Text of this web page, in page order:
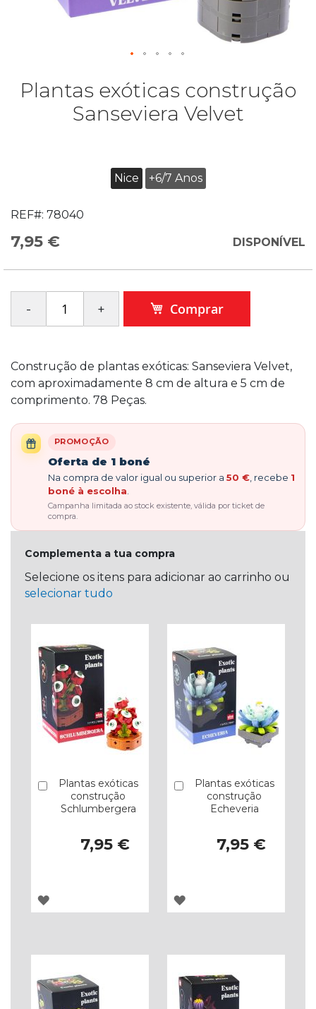
Plantas exóticas construção
Sanseviera Velvet
Nice +6/7 Anos
REF#: 78040
7,95 € DISPONÍVEL
Comprar
Construção de plantas exóticas: Sanseviera Velvet,
com aproximadamente 8 cm de altura e 5 cm de
comprimento. 78 Peças.
PROMOÇÃO
Oferta de 1 boné
Na compra de valor igual ou superior a 50 € , recebe 1
boné à escolha
Campanha limitada ao stock existente, válida por ticket de
compra.
Complementa a tua compra
Selecione os itens para adicionar ao carrinho ou
selecionar tudo
Plantas exóticas
construção
Schlumbergera
7,95 €
Comprar
ADICIONAR
DESEJOS
Plantas exóticas
construção
Echeveria
7,95 €
Comprar
ADICIONAR
DE
DESEJOS